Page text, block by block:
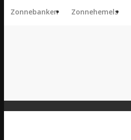
Zonnebanken Zonnehemels